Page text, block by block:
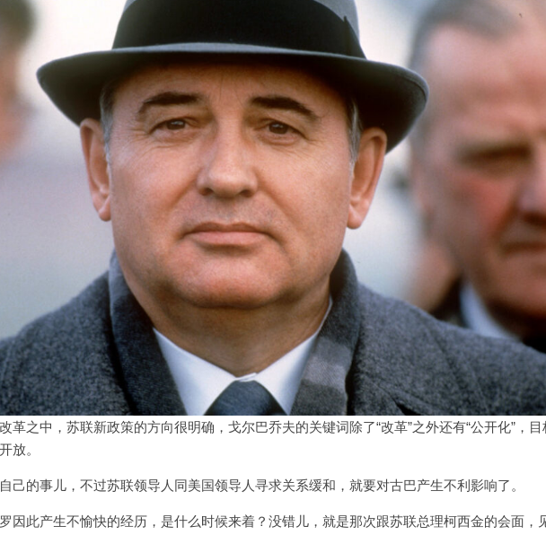
革之中，苏联新政策的方向很明确，戈尔巴乔夫的关键词除了“改革”之外还有“公开化”，目
放。
己的事儿，不过苏联领导人同美国领导人寻求关系缓和，就要对古巴产生不利影响了。
因此产生不愉快的经历，是什么时候来着？没错儿，就是那次跟苏联总理柯西金的会面，